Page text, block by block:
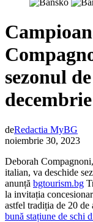
sezonul
decembrie
deRedactia MyBG
noiembrie 30, 2023
Deborah
italian, va deschide
anunță bgtourism.bg
la invitația
astfel tradiția de 20
bună stațiune de schi